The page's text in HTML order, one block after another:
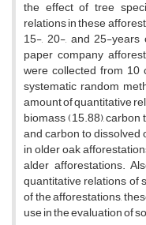
the effect of tree
relations in these
15-, 20-, and 25-
paper company
were collected from
systematic random
amount of quantitative
biomass (15.88),
and carbon to
in older oak
alder afforestations.
quantitative relations of
of the afforestations,
use in the evaluation of